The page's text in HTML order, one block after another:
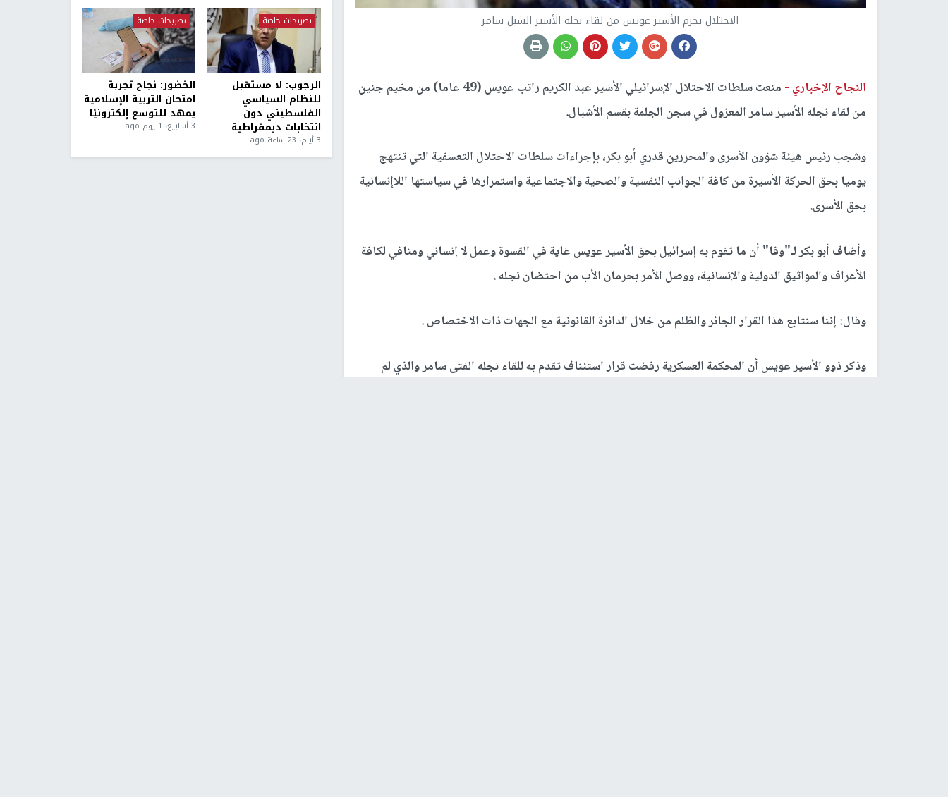
الاحتلال يحرم الأسير عويس من لقاء نجله الأسير الشبل سامر
النجاح الإخباري -
منعت سلطات الاحتلال الإسرائيلي الأسير عبد الكريم راتب عويس (49 عاما) من مخيم جنين
من لقاء نجله الأسير سامر المعزول في سجن الجلمة بقسم الأشبال.
وشجب رئيس هيئة شؤون الأسرى والمحررين قدري أبو بكر، بإجراءات سلطات الاحتلال التعسفية التي تنتهج
يوميا بحق الحركة الأسيرة من كافة الجوانب النفسية والصحية والاجتماعية واستمرارها في سياستها اللاإنسانية
بحق الأسرى.
وأضاف أبو بكر لـ"وفا" أن ما تقوم به إسرائيل بحق الأسير عويس غاية في القسوة وعمل لا إنساني ومنافي لكافة
الأعراف والمواثيق الدولية والإنسانية، ووصل الأمر بحرمان الأب من احتضان نجله .
وقال: إننا سنتابع هذا القرار الجائر والظلم من خلال الدائرة القانونية مع الجهات ذات الاختصاص .
وذكر ذوو الأسير عويس أن المحكمة العسكرية رفضت قرار استئناف تقدم به للقاء نجله الفتى سامر والذي لم
تصريحات خاصة
الرجوب: لا مستقبل
للنظام السياسي
الفلسطيني دون
انتخابات ديمقراطية
3 أيام، 23 ساعة ago
تصريحات خاصة
الخضور: نجاح تجربة
امتحان التربية الإسلامية
يمهد للتوسع إلكترونيًا
3 أسابيع، 1 يوم ago